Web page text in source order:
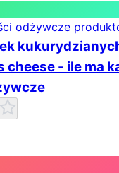
odżywcze
cheese - ile ma